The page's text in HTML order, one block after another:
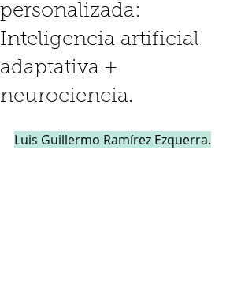
personalizada:
Inteligencia artificial
adaptativa +
neurociencia.
Luis Guillermo Ramírez Ezquerra.